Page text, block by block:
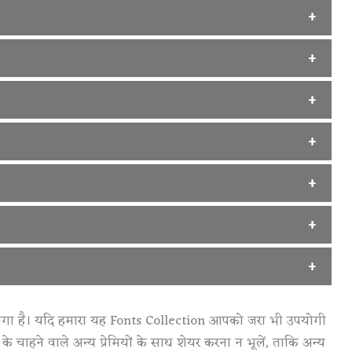
from
Download
from
Download
Download
from
Download
from
Download
from
Download
यदि हमारा यह Fonts Collection आपको जरा भी उपयोगी
के चाहने वाले अन्य प्रेमियों के साथ शेयर करना न भूलें, ताकि अन्य